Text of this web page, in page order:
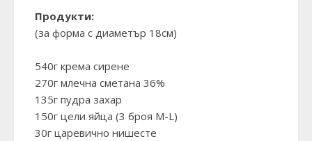
Продукти:
(за форма с диаметър 18см)
540г крема сирене
270г млечна сметана 36%
135г пудра захар
150г цели яйца (3 броя М-L)
30г царевично нишесте